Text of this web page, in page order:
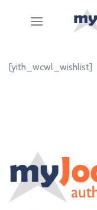
[yith_wcwl_wishlist]